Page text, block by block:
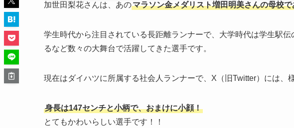
加世田梨花さんは、あのマラソン金メダリスト増田明美さんの母校
学生時代から注目されている長距離ランナーで、大学時代は学生駅
るなど数々の大舞台で活躍してきた選手です。
現在はダイハツに所属する社会人ランナーで、X（旧Twitter）には、
身長は147センチと小柄で、おまけに小顔！
とてもかわいらしい選手です！！